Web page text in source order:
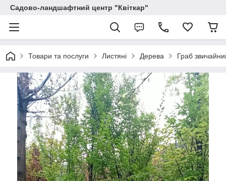
Садово-ландшафтний центр "Квіткар"
Товари та послуги Листяні Дерева Граб